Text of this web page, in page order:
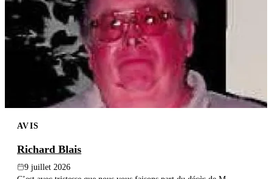
AVIS
Richard Blais
9 juillet 2026